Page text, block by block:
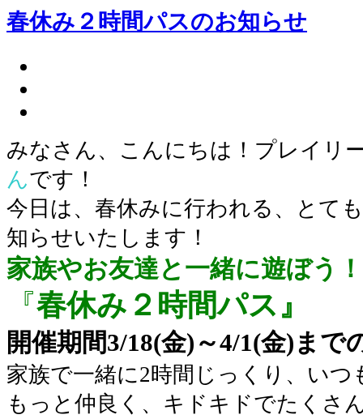
春休み２時間パスのお知らせ
みなさん、こんにちは！プレイリ
んです！
今日は、春休みに行われる、とて
知らせいたします！
家族やお友達と一緒に遊ぼう！
『春休み２時間パス』
開催期間3/18(金)～4/1(金)まで
家族で一緒に2時間じっくり、い
もっと仲良く、キドキドでたくさ